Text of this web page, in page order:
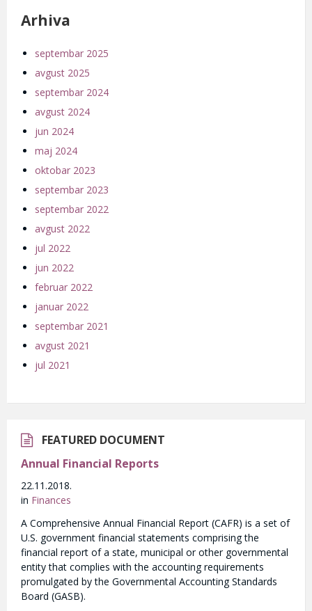
Arhiva
septembar 2025
avgust 2025
septembar 2024
avgust 2024
jun 2024
maj 2024
oktobar 2023
septembar 2023
septembar 2022
avgust 2022
jul 2022
jun 2022
februar 2022
januar 2022
septembar 2021
avgust 2021
jul 2021
FEATURED DOCUMENT
Annual Financial Reports
22.11.2018.
in Finances
A Comprehensive Annual Financial Report (CAFR) is a set of
U.S. government financial statements comprising the
financial report of a state, municipal or other governmental
entity that complies with the accounting requirements
promulgated by the Governmental Accounting Standards
Board (GASB).